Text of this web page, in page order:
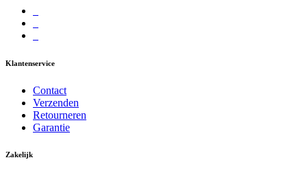
Klantenservice
Contact
Verzenden
Retourneren
Garantie
Zakelijk